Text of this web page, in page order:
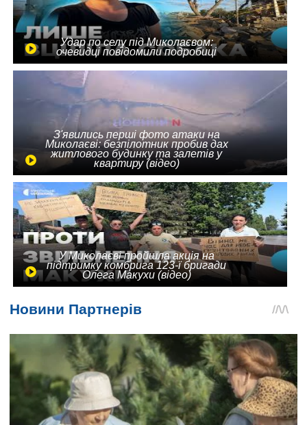
Удар по селу під Миколаєвом:
очевидці повідомили подробиці
З'явились перші фото атаки на
Миколаєві: безпілотник пробив дах
житлового будинку та залетів у
квартиру (відео)
У Миколаєві пройшла акція на
підтримку комбрига 123-ї бригади
Олега Макухи (відео)